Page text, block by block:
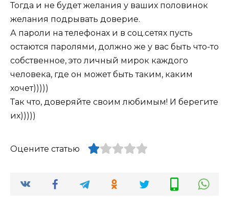
Тогда и не будет желания у ваших половинок
желания подрывать доверие.
А пароли на телефонах и в соц.сетях пусть
остаются паролями, должно же у вас быть что-то
собственное, это личный мирок каждого
человека, где он может быть таким, каким
хочет)))))
Так что, доверяйте своим любимым! И берегите
их)))))
Оцените статью